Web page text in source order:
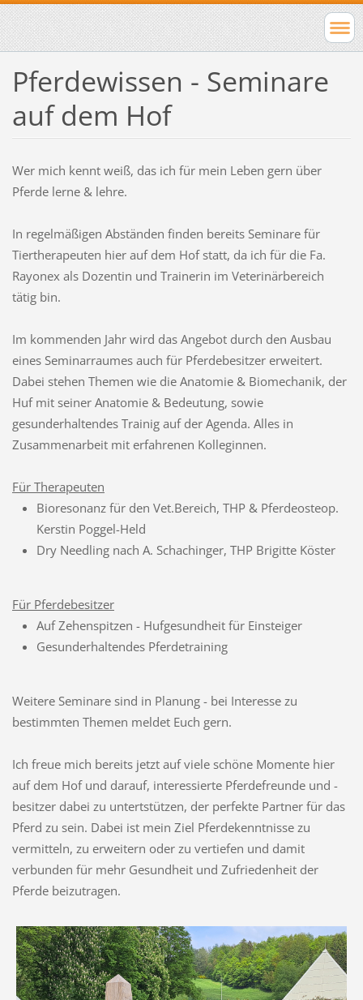
Pferdewissen - Seminare
auf dem Hof
Wer mich kennt weiß, das ich für mein Leben gern über
Pferde lerne & lehre.
In regelmäßigen Abständen finden bereits Seminare für
Tiertherapeuten hier auf dem Hof statt, da ich für die Fa.
Rayonex als Dozentin und Trainerin im Veterinärbereich
tätig bin.
Im kommenden Jahr wird das Angebot durch den Ausbau
eines Seminarraumes auch für Pferdebesitzer erweitert.
Dabei stehen Themen wie die Anatomie & Biomechanik, der
Huf mit seiner Anatomie & Bedeutung, sowie
gesunderhaltendes Trainig auf der Agenda. Alles in
Zusammenarbeit mit erfahrenen Kolleginnen.
Für Therapeuten
Bioresonanz für den Vet.Bereich, THP & Pferdeosteop.
Kerstin Poggel-Held
Dry Needling nach A. Schachinger, THP Brigitte Köster
Für Pferdebesitzer
Auf Zehenspitzen - Hufgesundheit für Einsteiger
Gesunderhaltendes Pferdetraining
Weitere Seminare sind in Planung - bei Interesse zu
bestimmten Themen meldet Euch gern.
Ich freue mich bereits jetzt auf viele schöne Momente hier
auf dem Hof und darauf, interessierte Pferdefreunde und -
besitzer dabei zu untertstützen, der perfekte Partner für das
Pferd zu sein. Dabei ist mein Ziel Pferdekenntnisse zu
vermitteln, zu erweitern oder zu vertiefen und damit
verbunden für mehr Gesundheit und Zufriedenheit der
Pferde beizutragen.